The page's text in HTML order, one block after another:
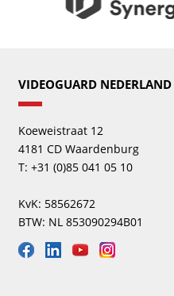
VIDEOGUARD NEDERLAND
Koeweistraat 12
4181 CD Waardenburg
T: +31 (0)85 041 05 10
KvK: 58562672
BTW: NL 853090294B01